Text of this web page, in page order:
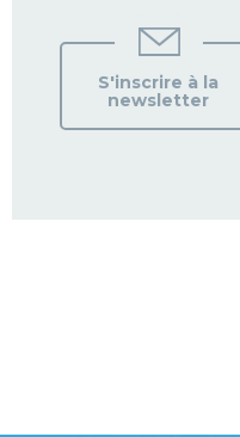
S'inscrire à la
newsletter